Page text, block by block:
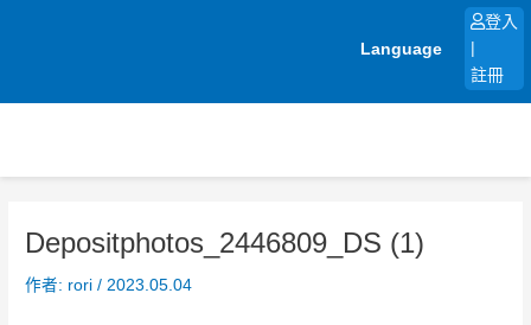
Language
登入
註冊
Depositphotos_2446809_DS (1)
作者: rori/ 2023.05.04